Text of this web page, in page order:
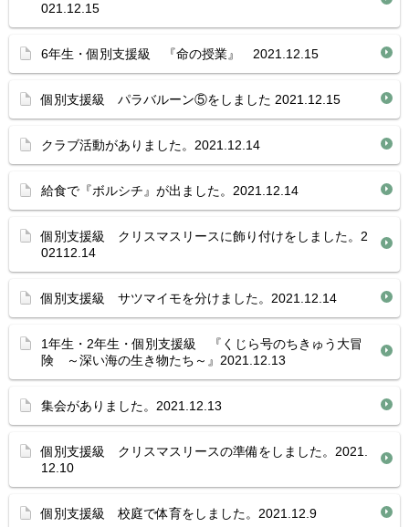
021.12.15
6年生・個別支援級 『命の授業』 2021.12.15
個別支援級 パラバルーン⑤をしました 2021.12.15
クラブ活動がありました。2021.12.14
給食で『ボルシチ』が出ました。2021.12.14
個別支援級 クリスマスリースに飾り付けをしました。2
02112.14
個別支援級 サツマイモを分けました。2021.12.14
1年生・2年生・個別支援級 『くじら号のちきゅう大冒
険 ～深い海の生き物たち～』2021.12.13
集会がありました。2021.12.13
個別支援級 クリスマスリースの準備をしました。2021.
12.10
個別支援級 校庭で体育をしました。2021.12.9